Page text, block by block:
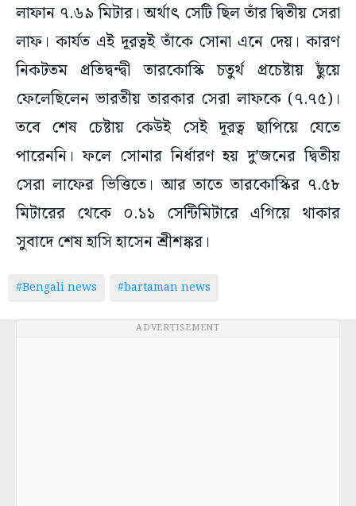
লাফান ৭.৬৯ মিটার। অর্থাৎ সেটি ছিল তাঁর দ্বিতীয় সেরা
লাফ। কার্যত এই দূরত্বই তাঁকে সোনা এনে দেয়। কারণ
নিকটতম প্রতিদ্বন্দ্বী তারকোস্কি চতুর্থ প্রচেষ্টায় ছুঁয়ে
ফেলেছিলেন ভারতীয় তারকার সেরা লাফকে (৭.৭৫)।
তবে শেষ চেষ্টায় কেউই সেই দূরত্ব ছাপিয়ে যেতে
পারেননি। ফলে সোনার নির্ধারণ হয় দু’জনের দ্বিতীয়
সেরা লাফের ভিত্তিতে। আর তাতে তারকোস্কির ৭.৫৮
মিটারের থেকে ০.১১ সেন্টিমিটারে এগিয়ে থাকার
সুবাদে শেষ হাসি হাসেন শ্রীশঙ্কর।
#Bengali news #bartaman news
ADVERTISEMENT